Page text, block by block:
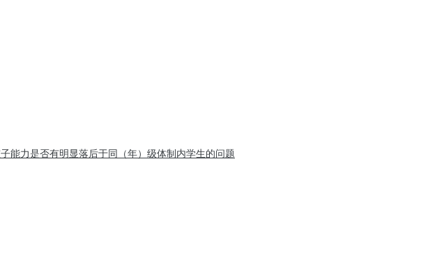
能力是否有明显落后于同（年）级体制内学生的问题